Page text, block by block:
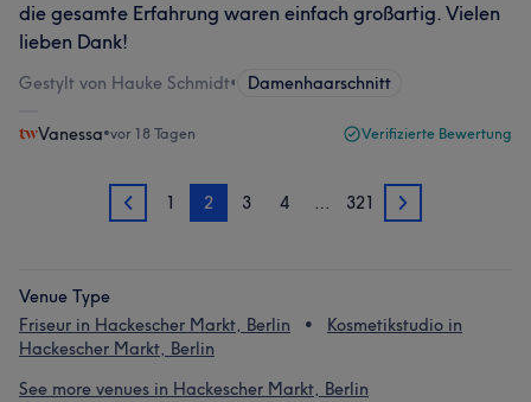
die gesamte Erfahrung waren einfach großartig. Vielen
lieben Dank!
Gestylt von Hauke Schmidt• Damenhaarschnitt
Vanessa•vor 18 Tagen Verifizierte Bewertung
1 1 2 3 4 … 321 3
Venue Type
Friseur in Hackescher Markt, Berlin
Kosmetikstudio in
Hackescher Markt, Berlin
See more venues in Hackescher Markt, Berlin